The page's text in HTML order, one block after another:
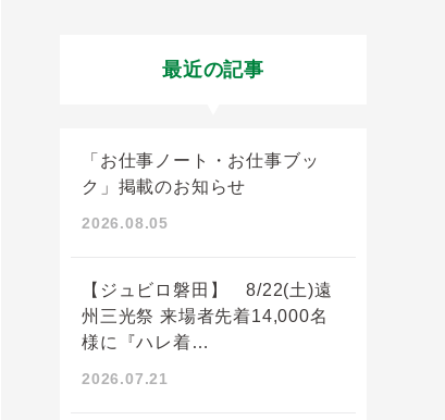
最近の記事
「お仕事ノート・お仕事ブッ
ク」掲載のお知らせ
2026.08.05
【ジュビロ磐田】 8/22(土)遠
州三光祭 来場者先着14,000名
様に『ハレ着…
2026.07.21